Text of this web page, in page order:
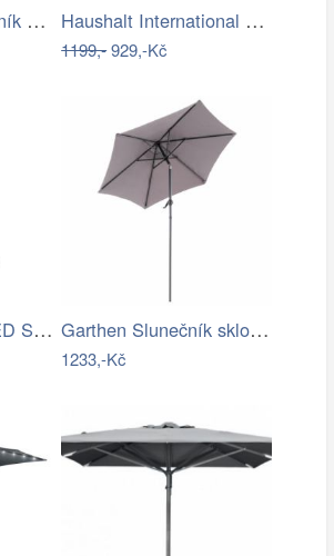
BIZZOTTO Slunečník SIVIGLIA taupe 3x3m Haushalt International Slunečník…
1199,-929,-Kč
Globo 21029S - LED Stm. nab. dot.… Garthen Slunečník sklopný s kličkou,…
1233,-Kč